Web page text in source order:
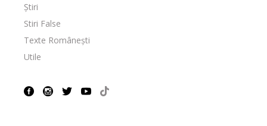
Știri
Stiri False
Texte Românești
Utile